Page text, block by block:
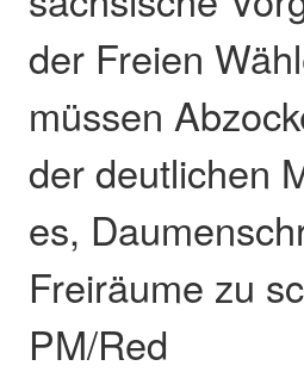
der Freien
müssen
der deutlichen
es,
Freiräume zu
PM/Red